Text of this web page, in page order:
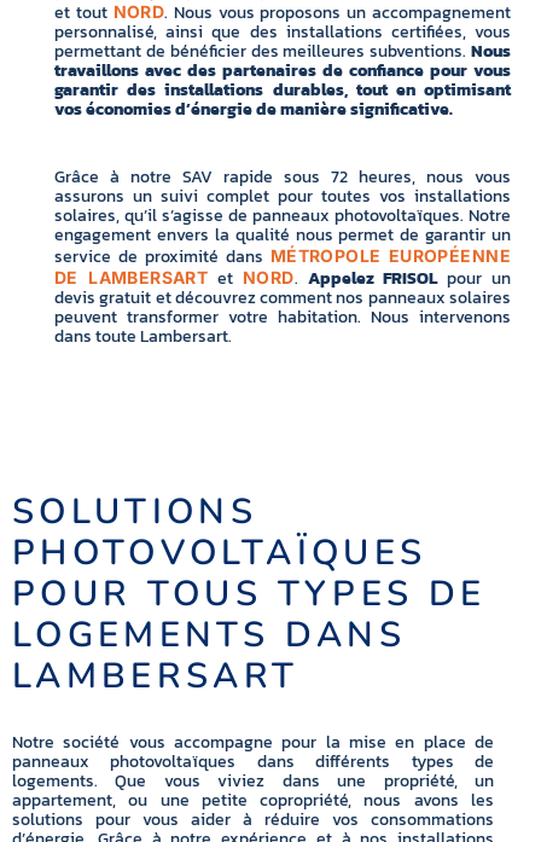
et tout NORD. Nous vous proposons un accompagnement
personnalisé, ainsi que des installations certifiées, vous
permettant de bénéficier des meilleures subventions. Nous
travaillons avec des partenaires de confiance pour vous
garantir des installations durables, tout en optimisant
vos économies d’énergie de manière significative.
Grâce à notre SAV rapide sous 72 heures, nous vous
assurons un suivi complet pour toutes vos installations
solaires, qu’il s’agisse de panneaux photovoltaïques. Notre
engagement envers la qualité nous permet de garantir un
service de proximité dans MÉTROPOLE EUROPÉENNE
DE LAMBERSART et NORD. Appelez FRISOLpour un
devis gratuit et découvrez comment nos panneaux solaires
peuvent transformer votre habitation. Nous intervenons
dans toute Lambersart.
SOLUTIONS
PHOTOVOLTAÏQUES
POUR TOUS TYPES DE
LOGEMENTS DANS
LAMBERSART
Notre société vous accompagne pour la mise en place de
panneaux photovoltaïques dans différents types de
logements. Que vous viviez dans une propriété, un
appartement, ou une petite copropriété, nous avons les
solutions pour vous aider à réduire vos consommations